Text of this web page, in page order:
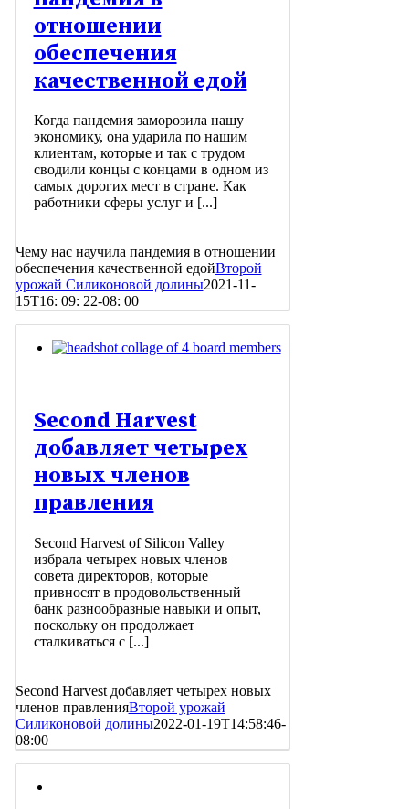
отношении
обеспечения
качественной едой
Когда пандемия заморозила нашу
экономику, она ударила по нашим
клиентам, которые и так с трудом
сводили концы с концами в одном из
самых дорогих мест в стране. Как
работники сферы услуг и [...]
Чему нас научила пандемия в отношении
обеспечения качественной едойВторой
урожай Силиконовой долины2021-11-
15T16: 09: 22-08: 00
Second Harvest
добавляет четырех
новых членов
правления
Second Harvest of Silicon Valley
избрала четырех новых членов
совета директоров, которые
привносят в продовольственный
банк разнообразные навыки и опыт,
поскольку он продолжает
сталкиваться с [...]
Second Harvest добавляет четырех новых
членов правленияВторой урожай
Силиконовой долины2022-01-19T14:58:46-
08:00